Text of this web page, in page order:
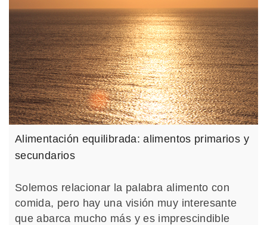
Alimentación equilibrada: alimentos primarios y
secundarios
Solemos relacionar la palabra alimento con
comida, pero hay una visión muy interesante
que abarca mucho más y es imprescindible